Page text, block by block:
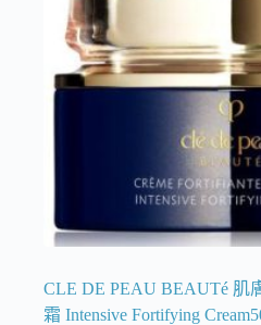
CLE DE PEAU BEAUTé 肌
霜 Intensive Fortifying